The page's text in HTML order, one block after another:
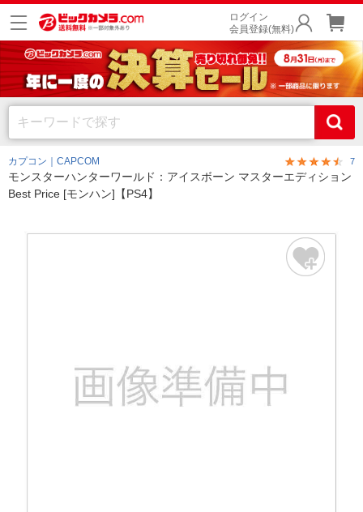
ログイン
会員登録(無料)
カプコン｜CAPCOM 7
モンスターハンターワールド：アイスボーン マスターエディション
Best Price [モンハン]【PS4】